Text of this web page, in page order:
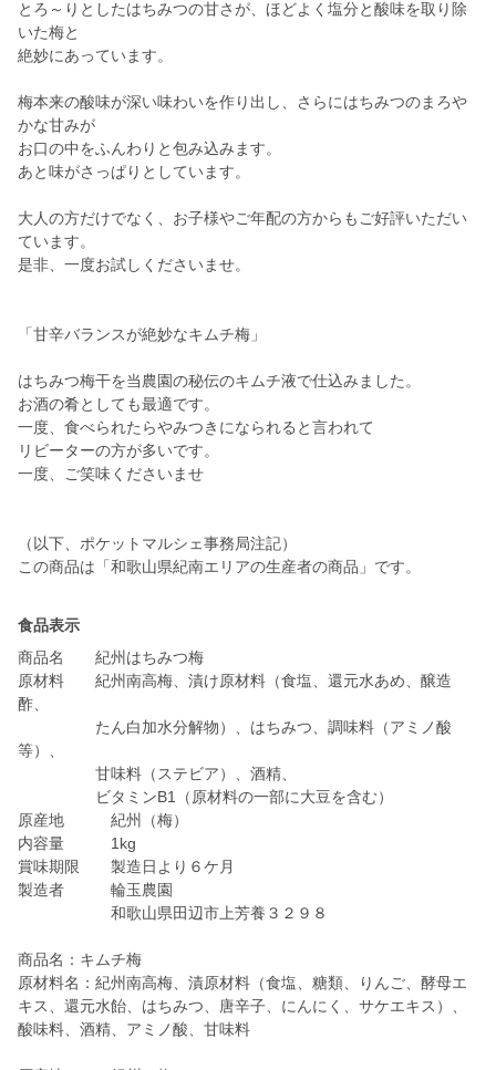
とろ～りとしたはちみつの甘さが、ほどよく塩分と酸味を取り除
いた梅と
絶妙にあっています。
梅本来の酸味が深い味わいを作り出し、さらにはちみつのまろや
かな甘みが
お口の中をふんわりと包み込みます。
あと味がさっぱりとしています。
大人の方だけでなく、お子様やご年配の方からもご好評いただい
ています。
是非、一度お試しくださいませ。
「甘辛バランスが絶妙なキムチ梅」
はちみつ梅干を当農園の秘伝のキムチ液で仕込みました。
お酒の肴としても最適です。
一度、食べられたらやみつきになられると言われて
リビーターの方が多いです。
一度、ご笑味くださいませ
（以下、ポケットマルシェ事務局注記）
この商品は「和歌山県紀南エリアの生産者の商品」です。
食品表示
商品名 紀州はちみつ梅
原材料 紀州南高梅、漬け原材料（食塩、還元水あめ、醸造
酢、
たん白加水分解物）、はちみつ、調味料（アミノ酸
等）、
甘味料（ステビア）、酒精、
ビタミンB1（原材料の一部に大豆を含む）
原産地 紀州（梅）
内容量 1kg
賞味期限 製造日より６ケ月
製造者 輪玉農園
和歌山県田辺市上芳養３２９８
商品名：キムチ梅
原材料名：紀州南高梅、漬原材料（食塩、糖類、りんご、酵母エ
キス、還元水飴、はちみつ、唐辛子、にんにく、サケエキス）、
酸味料、酒精、アミノ酸、甘味料